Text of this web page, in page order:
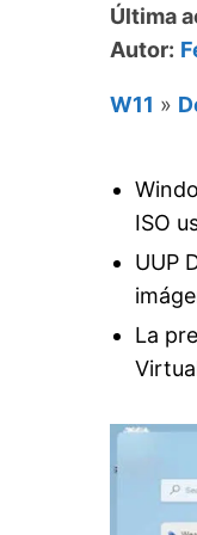
Última
Autor:
W11 »
ISO
UUP
La